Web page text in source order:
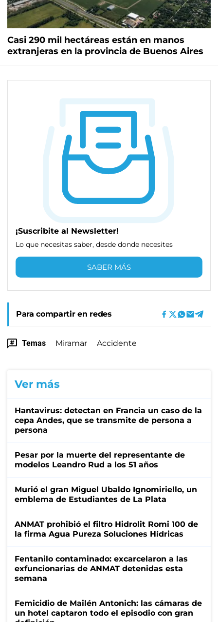
Casi 290 mil hectáreas están en manos
extranjeras en la provincia de Buenos Aires
¡Suscribite al Newsletter!
Lo que necesitas saber, desde donde necesites
SABER MÁS
Para compartir en redes
Temas Miramar Accidente
Ver más
Hantavirus: detectan en Francia un caso de la
cepa Andes, que se transmite de persona a
persona
Pesar por la muerte del representante de
modelos Leandro Rud a los 51 años
Murió el gran Miguel Ubaldo Ignomiriello, un
emblema de Estudiantes de La Plata
ANMAT prohibió el filtro Hidrolit Romi 100 de
la firma Agua Pureza Soluciones Hídricas
Fentanilo contaminado: excarcelaron a las
exfuncionarias de ANMAT detenidas esta
semana
Femicidio de Mailén Antonich: las cámaras de
un hotel captaron todo el episodio con gran